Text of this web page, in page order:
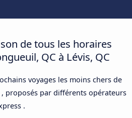
de tous les horaires
QC à Lévis, QC
voyages les moins chers de
, proposés par différents opérateurs
.